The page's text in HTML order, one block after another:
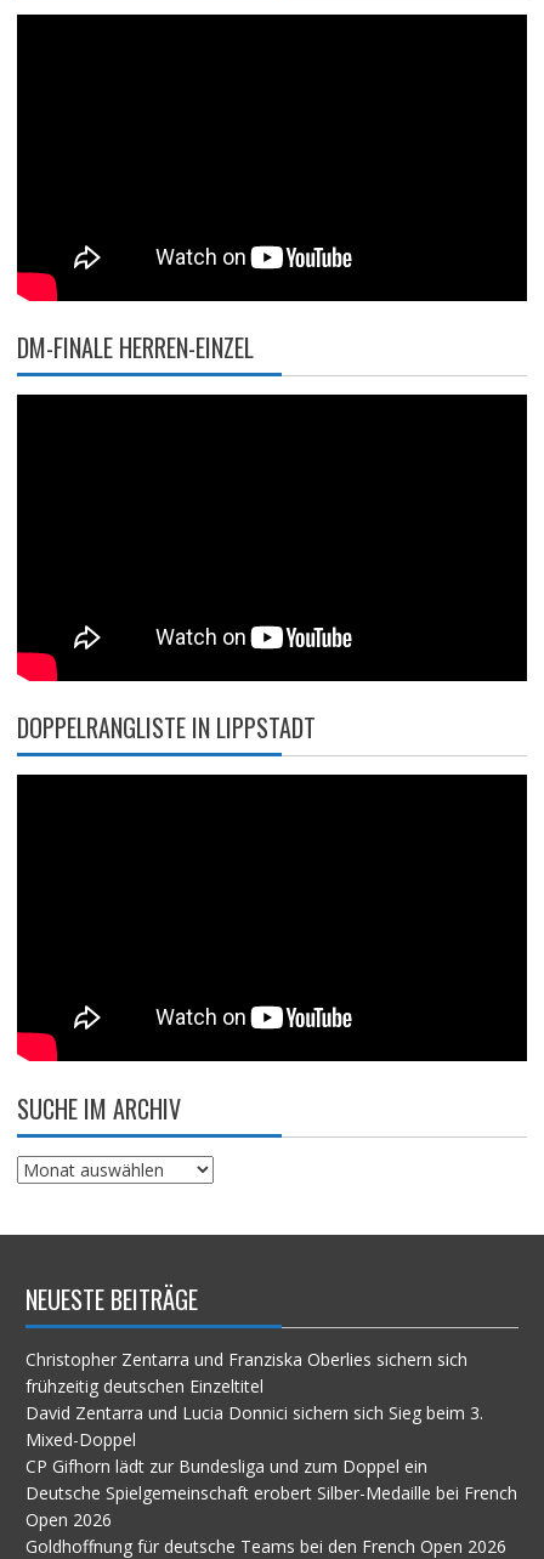
DM-FINALE HERREN-EINZEL
DOPPELRANGLISTE IN LIPPSTADT
SUCHE IM ARCHIV
Suche
NEUESTE BEITRÄGE
Christopher Zentarra und Franziska Oberlies sichern sich
frühzeitig deutschen Einzeltitel
David Zentarra und Lucia Donnici sichern sich Sieg beim 3.
Mixed-Doppel
CP Gifhorn lädt zur Bundesliga und zum Doppel ein
Deutsche Spielgemeinschaft erobert Silber-Medaille bei French
Open 2026
Goldhoffnung für deutsche Teams bei den French Open 2026